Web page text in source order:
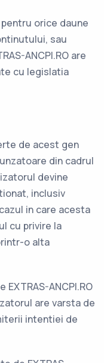
orice daune
sau
ANCPI.RO are
cu legislatia
de acest gen
din cadrul
devine
inclusiv
in care acesta
cu privire la
o alta
ANCPI.RO
are varsta de
intentiei de